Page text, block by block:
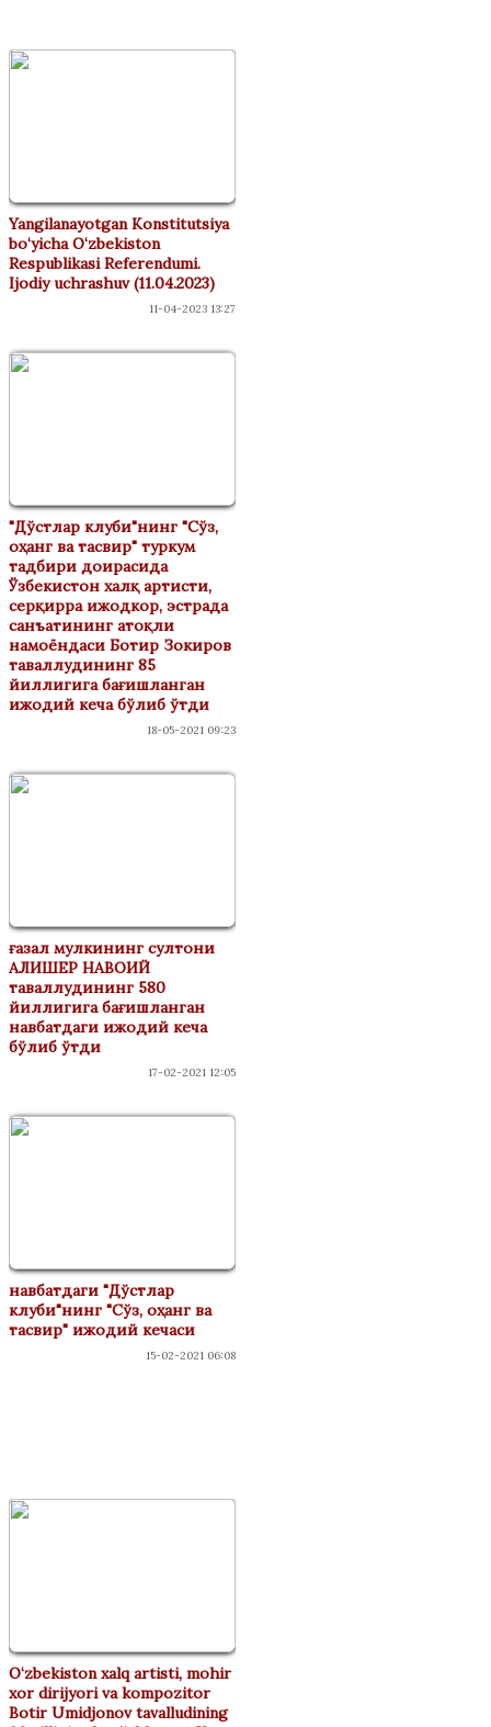
Yangilanayotgan Konstitutsiya
bo‘yicha O‘zbekiston
Respublikasi Referendumi.
Ijodiy uchrashuv (11.04.2023)
11-04-2023 13:27
"Дўстлар клуби"нинг "Сўз,
оҳанг ва тасвир" туркум
тадбири доирасида
Ўзбекистон халқ артисти,
серқирра ижодкор, эстрада
санъатининг атоқли
намоёндаси Ботир Зокиров
таваллудининг 85
йиллигига бағишланган
ижодий кеча бўлиб ўтди
18-05-2021 09:23
ғазал мулкининг султони
АЛИШЕР НАВОИЙ
таваллудининг 580
йиллигига бағишланган
навбатдаги ижодий кеча
бўлиб ўтди
17-02-2021 12:05
навбатдаги "Дўстлар
клуби"нинг "Сўз, оҳанг ва
тасвир" ижодий кечаси
15-02-2021 06:08
O‘zbekiston xalq artisti, mohir
xor dirijyori va kompozitor
Botir Umidjonov tavalludining